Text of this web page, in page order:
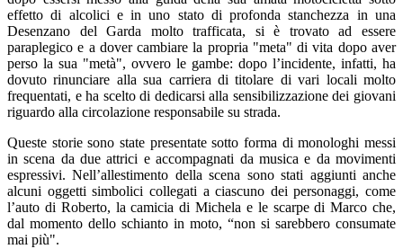
effetto di alcolici e in uno stato di profonda stanchezza in una
Desenzano del Garda molto trafficata, si è trovato ad essere
paraplegico e a dover cambiare la propria "meta" di vita dopo aver
perso la sua "metà", ovvero le gambe: dopo l’incidente, infatti, ha
dovuto rinunciare alla sua carriera di titolare di vari locali molto
frequentati, e ha scelto di dedicarsi alla sensibilizzazione dei giovani
riguardo alla circolazione responsabile su strada.
Queste storie sono state presentate sotto forma di monologhi messi
in scena da due attrici e accompagnati da musica e da movimenti
espressivi. Nell’allestimento della scena sono stati aggiunti anche
alcuni oggetti simbolici collegati a ciascuno dei personaggi, come
l’auto di Roberto, la camicia di Michela e le scarpe di Marco che,
dal momento dello schianto in moto, “non si sarebbero consumate
mai più".